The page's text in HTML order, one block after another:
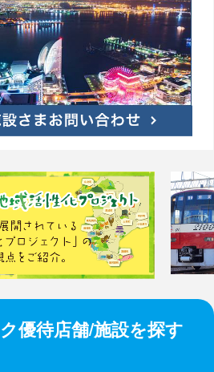
優待店舗/施設を探す